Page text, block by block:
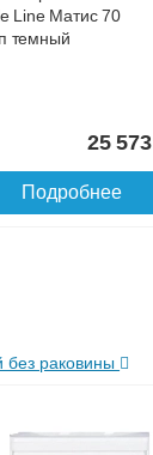
Line Матис 70
темный
25 573
Подробнее
раковины